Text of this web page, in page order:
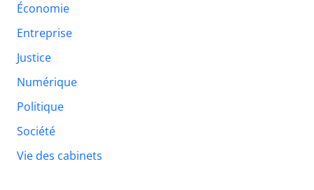
Économie
Entreprise
Justice
Numérique
Politique
Société
Vie des cabinets